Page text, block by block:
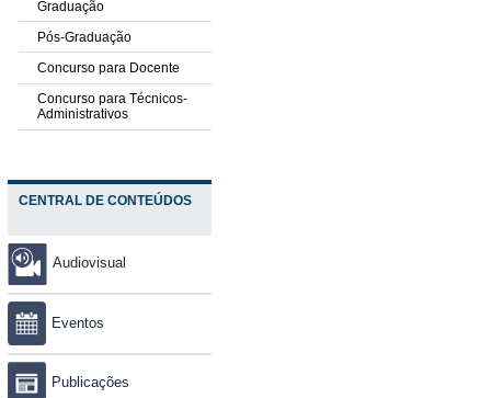
Graduação
Pós-Graduação
Concurso para Docente
Concurso para Técnicos-
Administrativos
CENTRAL DE CONTEÚDOS
Audiovisual
Eventos
Publicações